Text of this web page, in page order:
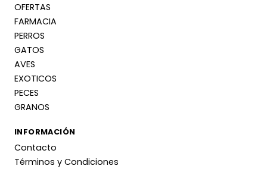
OFERTAS
FARMACIA
PERROS
GATOS
AVES
EXOTICOS
PECES
GRANOS
INFORMACIÓN
Contacto
Términos y Condiciones